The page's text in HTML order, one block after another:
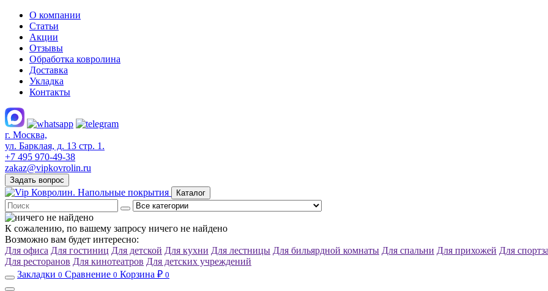
О компании
Статьи
Акции
Отзывы
Обработка ковролина
Доставка
Укладка
Контакты
г. Москва,
ул. Барклая, д. 13 стр. 1.
+7 495 970-49-38
zakaz@vipkovrolin.ru
Задать вопрос
Каталог
К сожалению, по вашему запросу ничего не найдено
Возможно вам будет интересно:
Для офиса Для гостиниц Для детской Для кухни Для лестницы Для бильярдной комнаты Для спальни Для прихожей Для
Для ресторанов Для кинотеатров Для детских учреждений
Закладки 0 Сравнение 0 Корзина ₽ 0